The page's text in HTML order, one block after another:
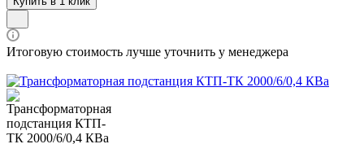
Итоговую стоимость лучше уточнить у менеджера